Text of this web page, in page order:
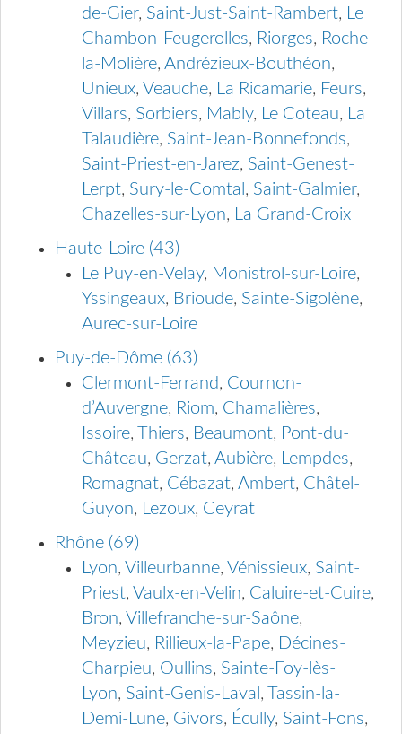
de-Gier, Saint-Just-Saint-Rambert, Le
Chambon-Feugerolles, Riorges, Roche-
la-Molière, Andrézieux-Bouthéon,
Unieux, Veauche, La Ricamarie, Feurs,
Villars, Sorbiers, Mably, Le Coteau, La
Talaudière, Saint-Jean-Bonnefonds,
Saint-Priest-en-Jarez, Saint-Genest-
Lerpt, Sury-le-Comtal , Saint-Galmier,
Chazelles-sur-Lyon, La Grand-Croix
Haute-Loire (43)
Le Puy-en-Velay, Monistrol-sur-Loire,
Yssingeaux, Brioude, Sainte-Sigolène,
Aurec-sur-Loire
Puy-de-Dôme (63)
Clermont-Ferrand, Cournon-
d’Auvergne, Riom, Chamalières,
Issoire, Thiers, Beaumont, Pont-du-
Château, Gerzat, Aubière, Lempdes,
Romagnat, Cébazat, Ambert, Châtel-
Guyon, Lezoux, Ceyrat
Rhône (69)
Lyon, Villeurbanne, Vénissieux, Saint-
Priest, Vaulx-en-Velin, Caluire-et-Cuire,
Bron, Villefranche-sur-Saône,
Meyzieu, Rillieux-la-Pape, Décines-
Charpieu, Oullins, Sainte-Foy-lès-
Lyon, Saint-Genis-Laval ,
Tassin-la-
Demi-Lune, Givors, Écully, Saint-Fons,